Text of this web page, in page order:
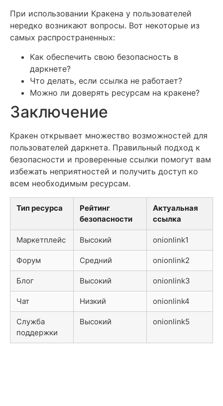
При использовании Кракена у пользователей
нередко возникают вопросы. Вот некоторые из
самых распространенных:
Как обеспечить свою безопасность в
даркнете?
Что делать, если ссылка не работает?
Можно ли доверять ресурсам на кракене?
Заключение
Кракен открывает множество возможностей для
пользователей даркнета. Правильный подход к
безопасности и проверенные ссылки помогут вам
избежать неприятностей и получить доступ ко
всем необходимым ресурсам.
Тип ресурса
Рейтинг
безопасности
Актуальная
ссылка
Маркетплейс Высокий onionlink1
Форум Средний onionlink2
Блог Высокий onionlink3
Чат Низкий onionlink4
Служба
поддержки
Высокий onionlink5